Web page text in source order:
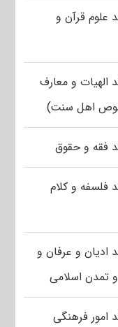
علوم قرآن و
الهیات و معارف
اهل سنت)
فقه و حقوق
فلسفه و کلام
ادیان و عرفان و
تمدن اسلامی
امور فرهنگی